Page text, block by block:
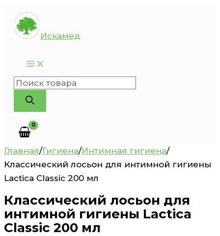
Перейти
содержимому
Искамед
Поиск
товаров
Главная/Гигиена/Интимная гигиена/
Классический лосьон для интимной гигиены
Lactica Classic 200 мл
Классический лосьон для
интимной гигиены Lactica
Classic 200 мл